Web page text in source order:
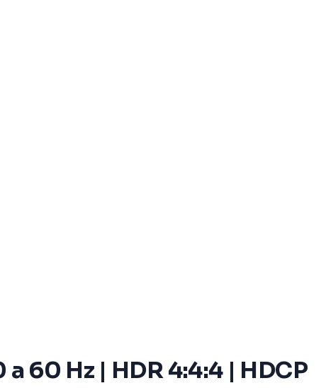
60 Hz | HDR 4:4:4 | HDCP